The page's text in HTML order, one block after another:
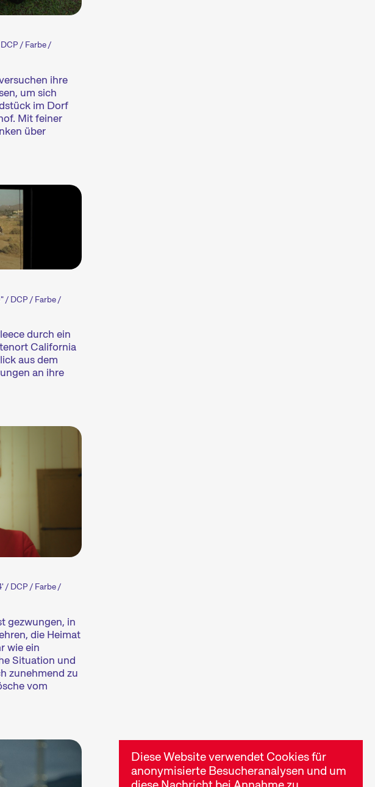
Diese Website verwendet Cookies für
anonymisierte Besucheranalysen und um
/ Farbe /
ihre
um sich
im Dorf
Mit feiner
über
/ DCP / Farbe /
durch ein
California
aus dem
an ihre
/ DCP / Farbe /
gezwungen, in
die Heimat
wie ein
Situation und
zunehmend zu
vom
Kurzfilmtage Winterthur (Archiv)
laufen.
Kurzfilmprogramme zu
Kurator:innen unter den
Nägeln brennen – oder
Talks & Podien
Moderierte Talks und
Vorstellung vertieften
Einblick ins Filmschaffen
oder in die Thematik
geben.